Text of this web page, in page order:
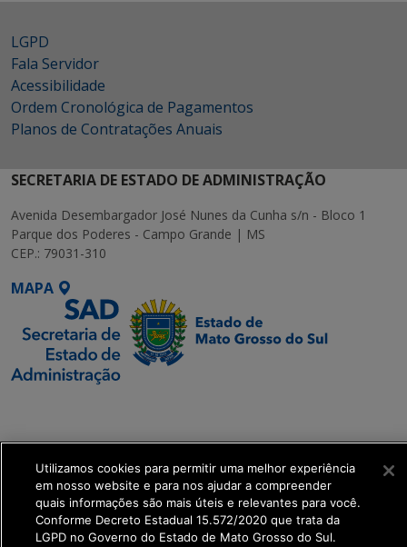
LGPD
Fala Servidor
Acessibilidade
Ordem Cronológica de Pagamentos
Planos de Contratações Anuais
SECRETARIA DE ESTADO DE ADMINISTRAÇÃO
Avenida Desembargador José Nunes da Cunha s/n - Bloco 1
Parque dos Poderes - Campo Grande | MS
CEP.: 79031-310
MAPA
Transformação Digital
get_footer();
Utilizamos cookies para permitir uma melhor experiência
em nosso website e para nos ajudar a compreender
quais informações são mais úteis e relevantes para você.
Conforme Decreto Estadual 15.572/2020 que trata da
LGPD no Governo do Estado de Mato Grosso do Sul.